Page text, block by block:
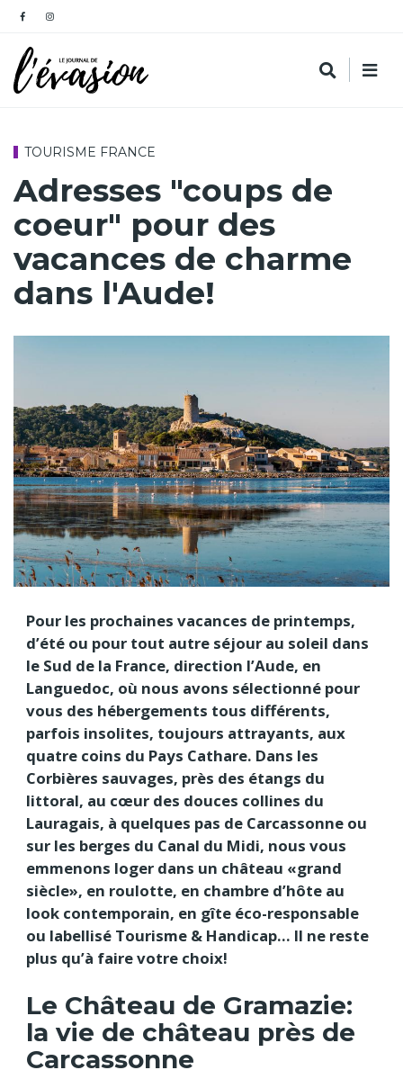
TOURISME FRANCE
Adresses "coups de
coeur" pour des
vacances de charme
dans l'Aude!
Pour les prochaines vacances de printemps,
d’été ou pour tout autre séjour au soleil dans
le Sud de la France, direction l’Aude, en
Languedoc, où nous avons sélectionné pour
vous des hébergements tous différents,
parfois insolites, toujours attrayants, aux
quatre coins du Pays Cathare. Dans les
Corbières sauvages, près des étangs du
littoral, au cœur des douces collines du
Lauragais, à quelques pas de Carcassonne ou
sur les berges du Canal du Midi, nous vous
emmenons loger dans un château «grand
siècle», en roulotte, en chambre d’hôte au
look contemporain, en gîte éco-responsable
ou labellisé Tourisme & Handicap… Il ne reste
plus qu’à faire votre choix!
Le Château de Gramazie:
la vie de château près de
Carcassonne